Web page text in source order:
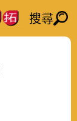
搜尋